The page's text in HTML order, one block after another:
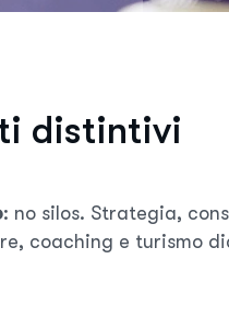
i distintivi
: no silos. Strategia,
coaching e turismo